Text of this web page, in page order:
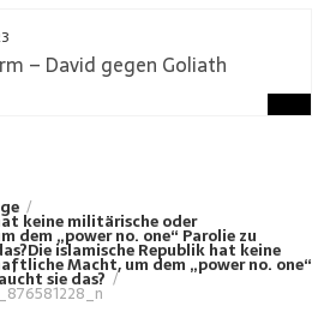
– David gegen Goliath
keine militärische oder
„power no. one“ Parolie zu
Die islamische Republik hat keine
Macht, um dem „power no. one“
sie das?